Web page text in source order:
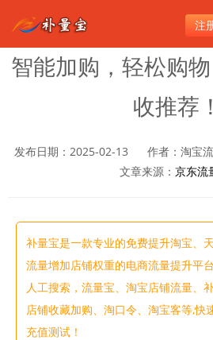
注
首页>京东流量
智能加购，轻松购
收推荐！
发布日期：2025-02-13 作者：淘宝
文章来源： 京东流
补量宝是一款专业的免费提升淘宝、
流量增加店铺权重的电商流量提升平
人工搜索，流量宝、淘宝店铺流量、
店铺收藏加购、淘口令、淘宝客等,快
充值测试！